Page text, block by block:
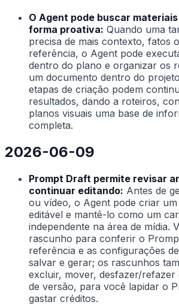
O Agent pode buscar
forma proativa: Quando uma
precisa de mais contexto, fatos
referência, o Agent pode
dentro do plano e organizar os
um documento dentro do
etapas de criação podem
resultados, dando a roteiros,
planos visuais uma base de
completa.
2026-06-09
Prompt Draft permite revisar
continuar editando: Antes de
ou vídeo, o Agent pode criar
editável e mantê-lo como um
independente na área de mídia.
rascunho para conferir o
referência e as configurações
salvar e gerar; os rascunhos
excluir, mover, desfazer/
de versão, para você lapidar o
gastar créditos.